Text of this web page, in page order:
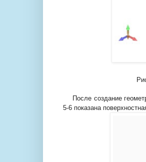
После создание
5-6 показана